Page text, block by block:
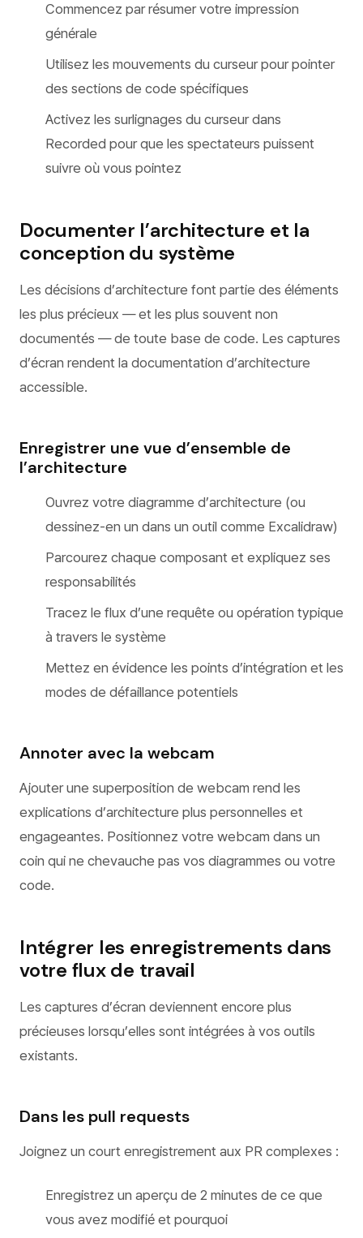
Commencez par résumer votre impression
générale
Utilisez les mouvements du curseur pour pointer
des sections de code spécifiques
Activez les surlignages du curseur dans
Recorded pour que les spectateurs puissent
suivre où vous pointez
Documenter l’architecture et la
conception du système
Les décisions d’architecture font partie des éléments
les plus précieux — et les plus souvent non
documentés — de toute base de code. Les captures
d’écran rendent la documentation d’architecture
accessible.
Enregistrer une vue d’ensemble de
l’architecture
Ouvrez votre diagramme d’architecture (ou
dessinez-en un dans un outil comme Excalidraw)
Parcourez chaque composant et expliquez ses
responsabilités
Tracez le flux d’une requête ou opération typique
à travers le système
Mettez en évidence les points d’intégration et les
modes de défaillance potentiels
Annoter avec la webcam
Ajouter une superposition de webcam rend les
explications d’architecture plus personnelles et
engageantes. Positionnez votre webcam dans un
coin qui ne chevauche pas vos diagrammes ou votre
code.
Intégrer les enregistrements dans
votre flux de travail
Les captures d’écran deviennent encore plus
précieuses lorsqu’elles sont intégrées à vos outils
existants.
Dans les pull requests
Joignez un court enregistrement aux PR complexes :
Enregistrez un aperçu de 2 minutes de ce que
vous avez modifié et pourquoi